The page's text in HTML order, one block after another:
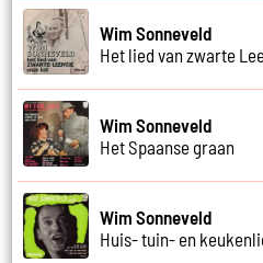
Wim Sonneveld
Het lied van zwarte
Wim Sonneveld
Het Spaanse graan
Wim Sonneveld
Huis- tuin- en